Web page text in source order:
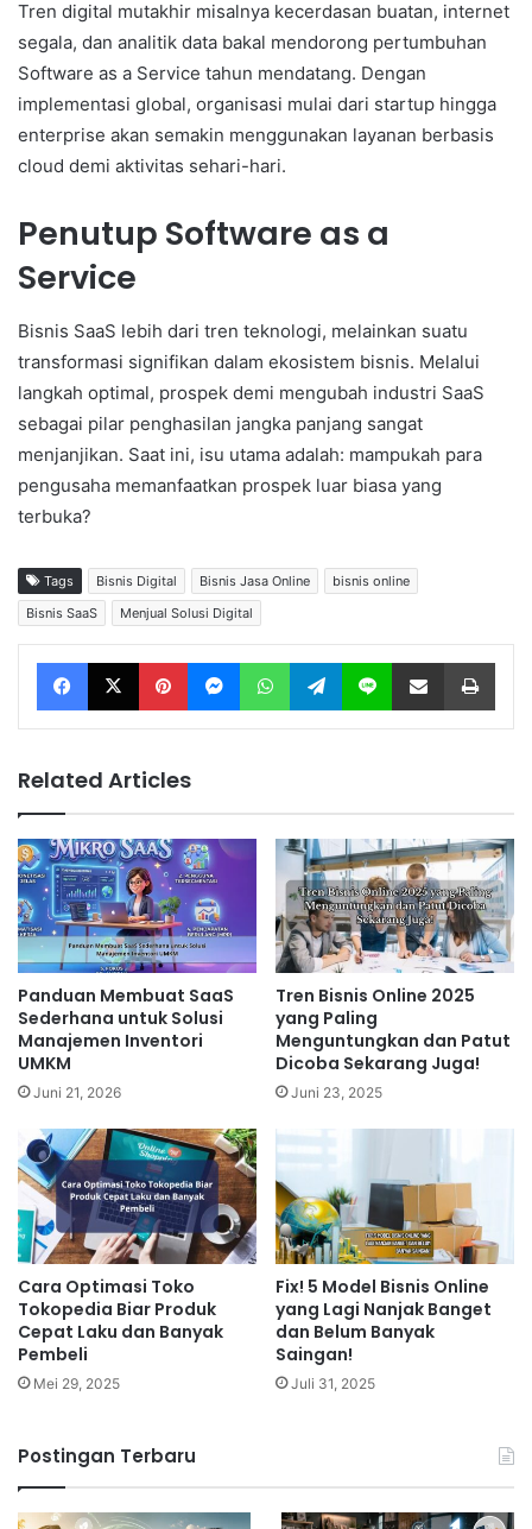
Tren digital mutakhir misalnya kecerdasan buatan, internet
segala, dan analitik data bakal mendorong pertumbuhan
Software as a Service tahun mendatang. Dengan
implementasi global, organisasi mulai dari startup hingga
enterprise akan semakin menggunakan layanan berbasis
cloud demi aktivitas sehari-hari.
Penutup Software as a
Service
Bisnis SaaS lebih dari tren teknologi, melainkan suatu
transformasi signifikan dalam ekosistem bisnis. Melalui
langkah optimal, prospek demi mengubah industri SaaS
sebagai pilar penghasilan jangka panjang sangat
menjanjikan. Saat ini, isu utama adalah: mampukah para
pengusaha memanfaatkan prospek luar biasa yang
terbuka?
Tags Bisnis Digital Bisnis Jasa Online
bisnis online
Bisnis SaaS
Menjual Solusi Digital
Facebook X Pinterest Messenger WhatsApp Telegram Line Share via Email
Related Articles
Panduan Membuat SaaS
Sederhana untuk Solusi
Manajemen Inventori
UMKM
Juni 21, 2026
Tren Bisnis Online 2025
yang Paling
Menguntungkan dan Patut
Dicoba Sekarang Juga!
Juni 23, 2025
Cara Optimasi Toko
Tokopedia Biar Produk
Cepat Laku dan Banyak
Pembeli
Mei 29, 2025
Fix! 5 Model Bisnis Online
yang Lagi Nanjak Banget
dan Belum Banyak
Saingan!
Juli 31, 2025
Postingan Terbaru